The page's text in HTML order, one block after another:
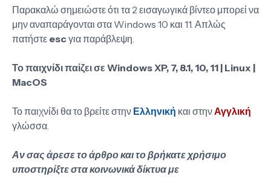
Παρακαλώ σημειώστε ότι τα 2 εισαγωγικά βίντεο μπορεί να
μην αναπαράγονται στα Windows 10 και 11. Απλώς
πατήστε escγια παράβλεψη.
Το παιχνίδι παίζει σε Windows XP, 7, 8.1, 10, 11 | Linux |
MacOS
Το παιχνίδι θα το βρείτε στην Ελληνική και στηνΑγγλική
γλώσσα.
Αν σας άρεσε το άρθρο και το βρήκατε χρήσιμο
υποστηρίξτε στα κοινωνικά δίκτυα με